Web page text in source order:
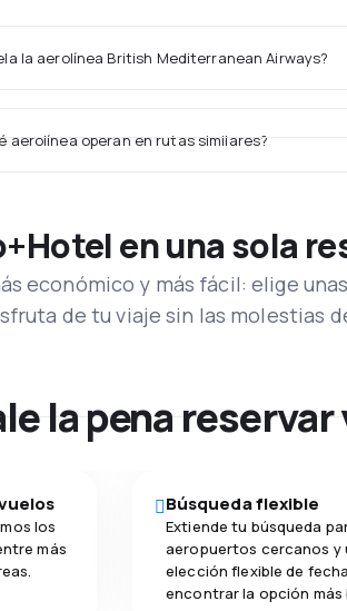
la aerolínea British Mediterranean Airways?
aerolínea operan en rutas similares?
en una sola
económico y más fácil: elige
de tu viaje sin las molestias
la pena
los
más
Búsqueda flexible
Extiende tu búsqueda
aeropuertos cercanos y
elección flexible de
encontrar la opción más